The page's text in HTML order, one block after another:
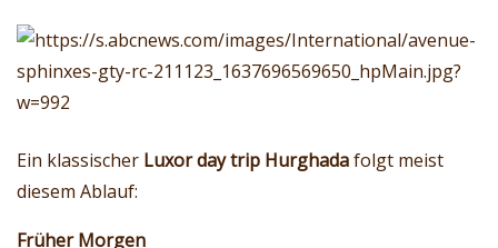
Ein klassischer Luxor day trip Hurghadafolgt meist
diesem Ablauf:
Früher Morgen